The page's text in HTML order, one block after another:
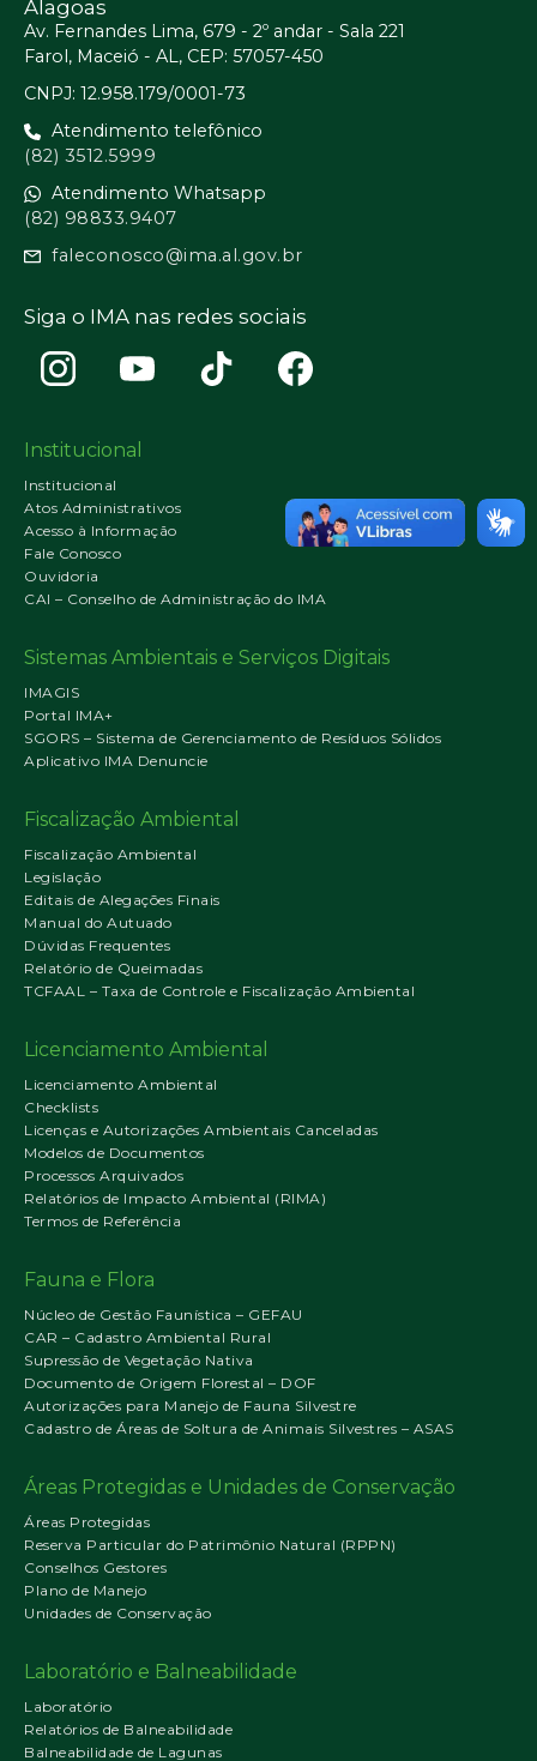
Alagoas
Av. Fernandes Lima, 679 - 2º andar - Sala 221
Farol, Maceió - AL, CEP: 57057-450
CNPJ: 12.958.179/0001-73
Atendimento telefônico
(82) 3512.5999
Atendimento Whatsapp
(82) 98833.9407
faleconosco@ima.al.gov.br
Siga o IMA nas redes sociais
Institucional
Institucional
Atos Administrativos
Acesso à Informação
Fale Conosco
Ouvidoria
CAI – Conselho de Administração do IMA
Sistemas Ambientais e Serviços Digitais
IMAGIS
Portal IMA+
SGORS – Sistema de Gerenciamento de Resíduos Sólidos
Aplicativo IMA Denuncie
Fiscalização Ambiental
Fiscalização Ambiental
Legislação
Editais de Alegações Finais
Manual do Autuado
Dúvidas Frequentes
Relatório de Queimadas
TCFAAL – Taxa de Controle e Fiscalização Ambiental
Licenciamento Ambiental
Licenciamento Ambiental
Checklists
Licenças e Autorizações Ambientais Canceladas
Modelos de Documentos
Processos Arquivados
Relatórios de Impacto Ambiental (RIMA)
Termos de Referência
Fauna e Flora
Núcleo de Gestão Faunística – GEFAU
CAR – Cadastro Ambiental Rural
Supressão de Vegetação Nativa
Documento de Origem Florestal – DOF
Autorizações para Manejo de Fauna Silvestre
Cadastro de Áreas de Soltura de Animais Silvestres – ASAS
Áreas Protegidas e Unidades de Conservação
Áreas Protegidas
Reserva Particular do Patrimônio Natural (RPPN)
Conselhos Gestores
Plano de Manejo
Unidades de Conservação
Laboratório e Balneabilidade
Laboratório
Relatórios de Balneabilidade
Balneabilidade de Lagunas